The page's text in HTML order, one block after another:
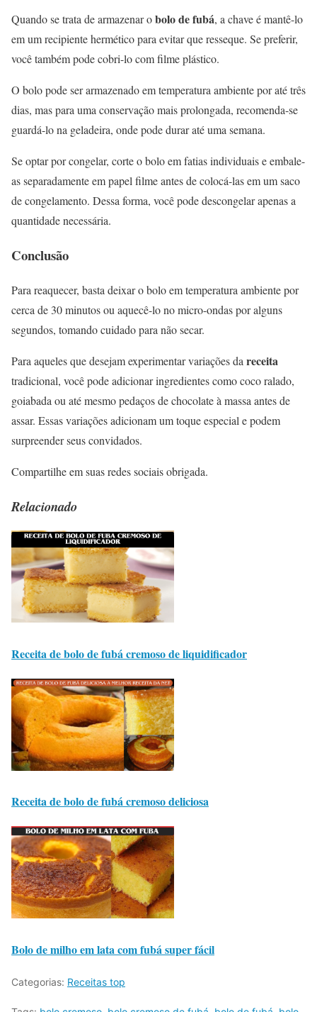
Quando se trata de armazenar obolo de fubá, a chave é mantê-lo
em um recipiente hermético para evitar que resseque. Se preferir,
você também pode cobri-lo com filme plástico.
O bolo pode ser armazenado em temperatura ambiente por até três
dias, mas para uma conservação mais prolongada, recomenda-se
guardá-lo na geladeira, onde pode durar até uma semana.
Se optar por congelar, corte o bolo em fatias individuais e embale-
as separadamente em papel filme antes de colocá-las em um saco
de congelamento. Dessa forma, você pode descongelar apenas a
quantidade necessária.
Conclusão
Para reaquecer, basta deixar o bolo em temperatura ambiente por
cerca de 30 minutos ou aquecê-lo no micro-ondas por alguns
segundos, tomando cuidado para não secar.
Para aqueles que desejam experimentar variações da receita
tradicional, você pode adicionar ingredientes como coco ralado,
goiabada ou até mesmo pedaços de chocolate à massa antes de
assar. Essas variações adicionam um toque especial e podem
surpreender seus convidados.
Compartilhe em suas redes sociais obrigada.
Relacionado
Receita de bolo de fubá cremoso de liquidificador
Receita de bolo de fubá cremoso deliciosa
Bolo de milho em lata com fubá super fácil
Categorias: Receitas top